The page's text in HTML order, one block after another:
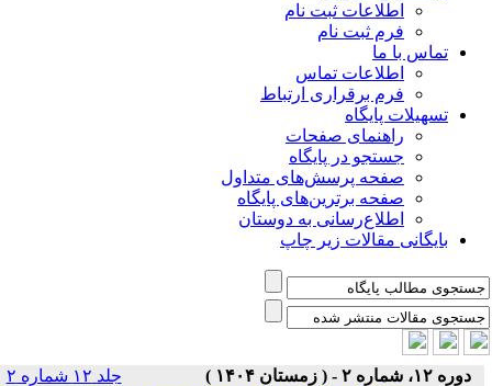
اطلاعات ثبت نام
فرم ثبت نام
تماس با ما
اطلاعات تماس
فرم برقراری ارتباط
تسهیلات پایگاه
راهنمای صفحات
جستجو در پایگاه
صفحه پرسش‌های متداول
صفحه برترین‌های پایگاه
اطلاع‌رسانی به دوستان
بایگانی مقالات زیر چاپ
دوره ۱۲، شماره ۲ - ( زمستان ۱۴۰۴ )
جلد ۱۲ شماره ۲